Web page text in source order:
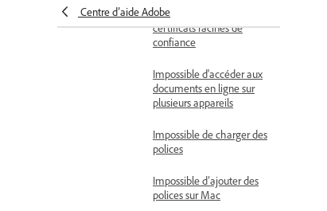
Centre d’aide AdobeImpossible de trouver les
certificats racines de
confiance
Impossible d‘accéder aux
documents en ligne sur
plusieurs appareils
Impossible de charger des
polices
Impossible d’ajouter des
polices sur Mac